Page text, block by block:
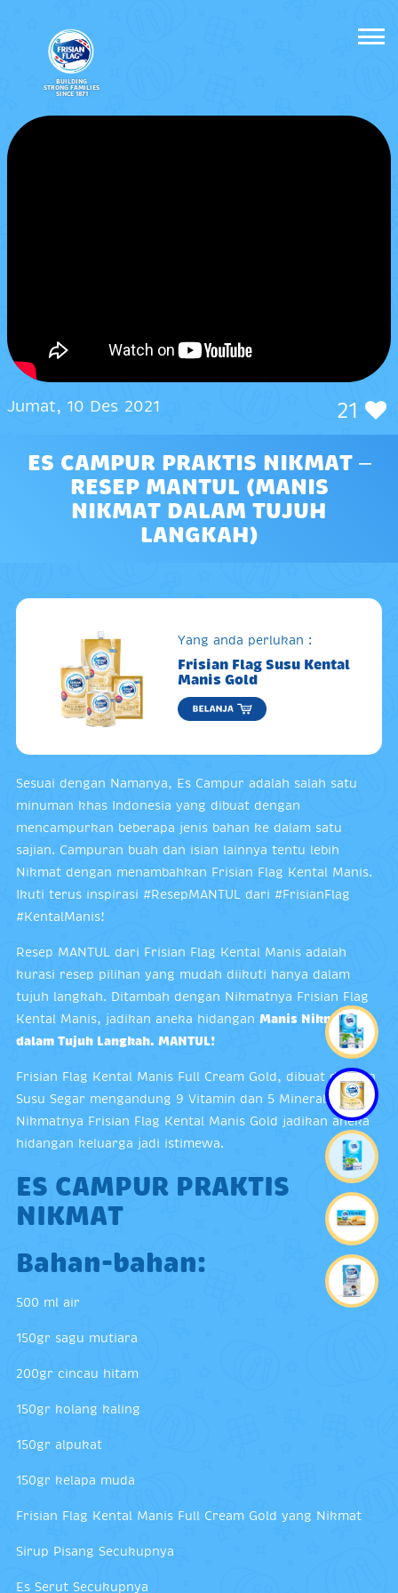
BUILDING
STRONG FAMILIES
SINCE 1871
Jumat, 10 Des 2021 21
ES CAMPUR PRAKTIS NIKMAT –
RESEP MANTUL (MANIS
NIKMAT DALAM TUJUH
LANGKAH)
Yang anda perlukan :
Frisian Flag Susu Kental
Manis Gold
Sesuai dengan Namanya, Es Campur adalah salah satu
minuman khas Indonesia yang dibuat dengan
mencampurkan beberapa jenis bahan ke dalam satu
sajian. Campuran buah dan isian lainnya tentu lebih
Nikmat dengan menambahkan Frisian Flag Kental Manis.
Ikuti terus inspirasi #ResepMANTUL dari #FrisianFlag
#KentalManis!
Resep MANTUL dari Frisian Flag Kental Manis adalah
kurasi resep pilihan yang mudah diikuti hanya dalam
tujuh langkah. Ditambah dengan Nikmatnya Frisian Flag
Kental Manis, jadikan aneka hidangan Manis Nikmat
dalam Tujuh Langkah. MANTUL!
Frisian Flag Kental Manis Full Cream Gold, dibuat dengan
Susu Segar mengandung 9 Vitamin dan 5 Mineral.
Nikmatnya Frisian Flag Kental Manis Gold jadikan aneka
hidangan keluarga jadi istimewa.
ES CAMPUR PRAKTIS
NIKMAT
Bahan-bahan:
500 ml air
150gr sagu mutiara
200gr cincau hitam
150gr kolang kaling
150gr alpukat
150gr kelapa muda
Frisian Flag Kental Manis Full Cream Gold yang Nikmat
Sirup Pisang Secukupnya
Es Serut Secukupnya